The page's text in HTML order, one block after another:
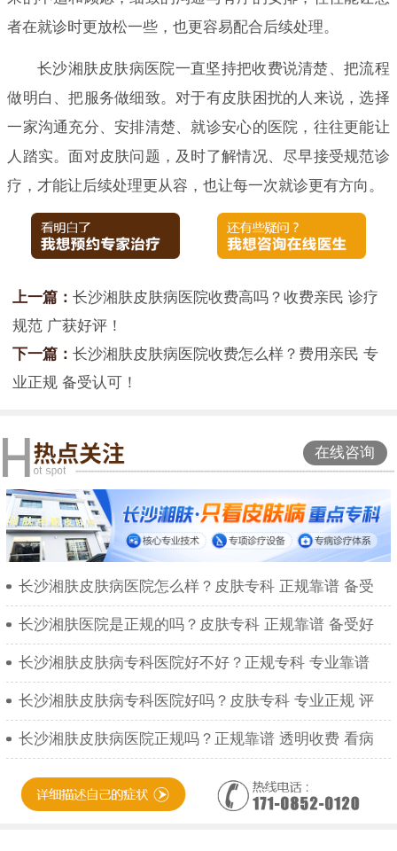
者在就诊时更放松一些，也更容易配合后续处理。
长沙湘肤皮肤病医院一直坚持把收费说清楚、把流程
做明白、把服务做细致。对于有皮肤困扰的人来说，选择
一家沟通充分、安排清楚、就诊安心的医院，往往更能让
人踏实。面对皮肤问题，及时了解情况、尽早接受规范诊
疗，才能让后续处理更从容，也让每一次就诊更有方向。
上一篇： 长沙湘肤皮肤病医院收费高吗？收费亲民 诊疗
规范 广获好评！
下一篇： 长沙湘肤皮肤病医院收费怎么样？费用亲民 专
业正规 备受认可！
在线咨询
长沙湘肤皮肤病医院怎么样？皮肤专科 正规靠谱 备受
长沙湘肤医院是正规的吗？皮肤专科 正规靠谱 备受好
长沙湘肤皮肤病专科医院好不好？正规专科 专业靠谱
长沙湘肤皮肤病专科医院好吗？皮肤专科 专业正规 评
长沙湘肤皮肤病医院正规吗？正规靠谱 透明收费 看病